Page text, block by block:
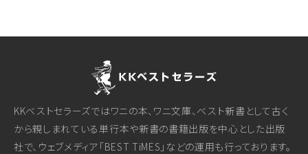
KKベストセラーズではワニの本、ワニ文庫、ベスト新書として古く
から親しまれている単行本や新書の書籍出版を中心とした出版
社で、ウェブメディア「BEST TiMES」などの運用も行っております。